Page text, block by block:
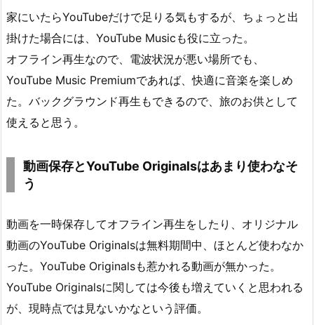
家にいたらYouTubeだけで足りる気もするが、ちょっと出
掛けた場合には、YouTube Musicも役に立った。
オフライン再生なので、電波状況が悪い場所でも、
YouTube Music Premiumであれば、快適に音楽を楽しめ
た。バックグラウンド再生もできるので、旅のお供として
使えると思う。
動画保存とYouTube Originalsはあまり使わなそ
う
動画を一時保存してオフライン再生をしたり、オリジナル
動画のYouTube Originalsは無料期間中、ほとんど使わなか
った。YouTube Originalsも惹かれる動画が無かった。
YouTube Originalsに関しては今後も増えていくと思われる
が、現時点では見ないかなという評価。